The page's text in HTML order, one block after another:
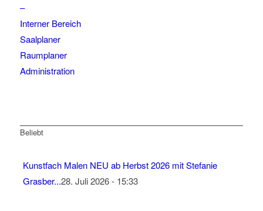
–
Interner Bereich
Saalplaner
Raumplaner
Administration
Beliebt
Kunstfach Malen NEU ab Herbst 2026 mit Stefanie
Grasber...28. Juli 2026 - 15:33